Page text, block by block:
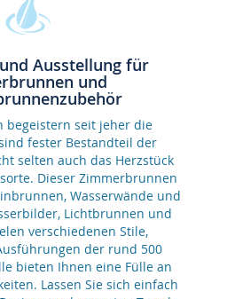
Ausstellung für
und
begeistern seit jeher die
fester Bestandteil der
selten auch das Herzstück
Dieser Zimmerbrunnen
Wasserwände und
Lichtbrunnen und
verschiedenen Stile,
der rund 500
bieten Ihnen eine Fülle an
Lassen Sie sich einfach